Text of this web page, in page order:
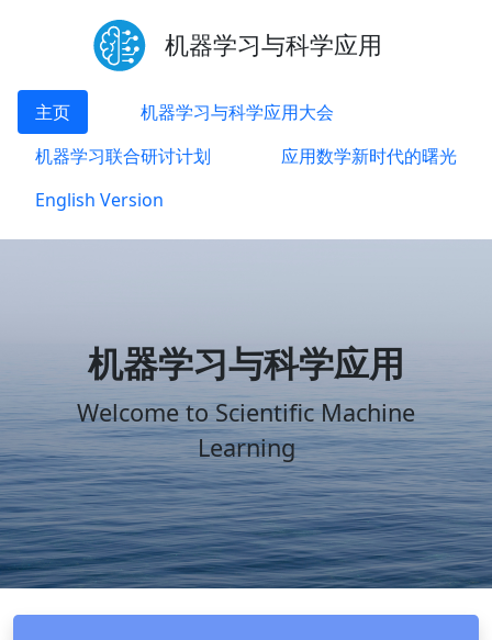
机器学习与科学应用
主页
机器学习与科学应用大会
机器学习联合研讨计划
应用数学新时代的曙光
English Version
机器学习与科学应用
Welcome to Scientific Machine
Learning